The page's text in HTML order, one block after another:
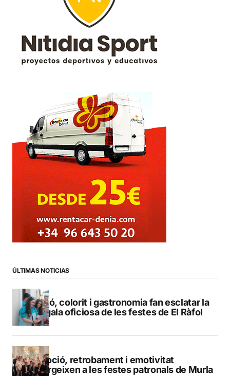
ÚLTIMAS NOTICIAS
Pregó, colorit i gastronomia fan esclatar la
bengala oficiosa de les festes de El Ràfol
Devoció, retrobament i emotivitat
emergeixen a les festes patronals de Murla